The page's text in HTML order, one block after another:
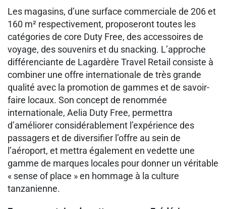
Les magasins, d’une surface commerciale de 206 et
160 m² respectivement, proposeront toutes les
catégories de core Duty Free, des accessoires de
voyage, des souvenirs et du snacking. L’approche
différenciante de Lagardère Travel Retail consiste à
combiner une offre internationale de très grande
qualité avec la promotion de gammes et de savoir-
faire locaux. Son concept de renommée
internationale, Aelia Duty Free, permettra
d’améliorer considérablement l’expérience des
passagers et de diversifier l’offre au sein de
l’aéroport, et mettra également en vedette une
gamme de marques locales pour donner un véritable
« sense of place » en hommage à la culture
tanzanienne.